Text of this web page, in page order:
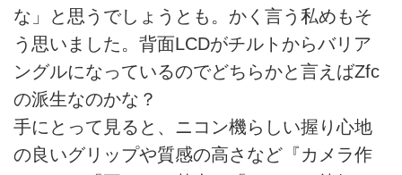
な」と思うでしょうとも。かく言う私めもそ
う思いました。背面LCDがチルトからバリア
ングルになっているのでどちらかと言えばZfc
の派生なのかな？
手にとって見ると、ニコン機らしい握り心地
の良いグリップや質感の高さなど『カメラ作